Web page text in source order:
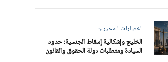
اختيارات المحررين
الخليج وإشكالية إسقاط الجنسية: حدود
السيادة ومتطلبات دولة الحقوق والقانون